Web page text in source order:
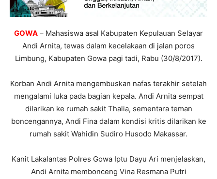
GOWA – Mahasiswa asal Kabupaten Kepulauan Selayar
Andi Arnita, tewas dalam kecelakaan di jalan poros
Limbung, Kabupaten Gowa pagi tadi, Rabu (30/8/2017).
Korban Andi Arnita mengembuskan nafas terakhir setelah
mengalami luka pada bagian kepala. Andi Arnita sempat
dilarikan ke rumah sakit Thalia, sementara teman
boncengannya, Andi Fina dalam kondisi kritis dilarikan ke
rumah sakit Wahidin Sudiro Husodo Makassar.
Kanit Lakalantas Polres Gowa Iptu Dayu Ari menjelaskan,
Andi Arnita membonceng Vina Resmana Putri